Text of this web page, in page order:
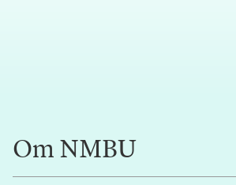
Om NMBU